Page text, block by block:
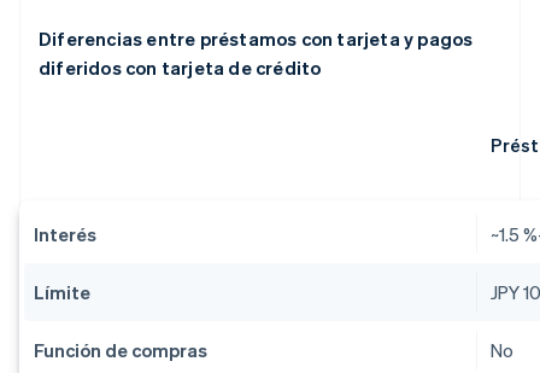
Diferencias entre préstamos con tarjeta y pagos
diferidos con tarjeta de crédito
Interés ~1.5
Límite JPY
Función de compras No